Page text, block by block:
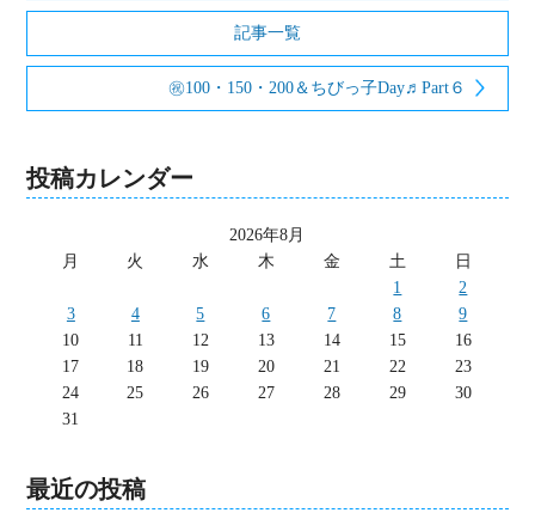
記事一覧
㊗100・150・200＆ちびっ子Day♬Part６
投稿カレンダー
2026年8月
月
火 水 木 金 土
日
1
2
3
4 5 6 7 8
9
10
11 12 13 14 15
16
17
18 19 20 21 22
23
24
25 26 27 28 29
30
31
最近の投稿